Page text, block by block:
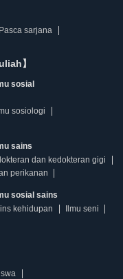
sarjana
】
sosial
sosiologi
sains
dan kedokteran gigi
perikanan
sosial sains
kehidupan
Ilmu seni